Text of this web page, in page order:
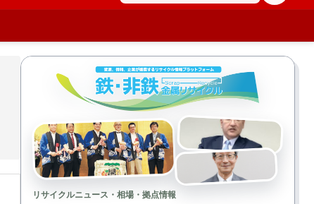
リサイクルニュース・相場・拠点情報